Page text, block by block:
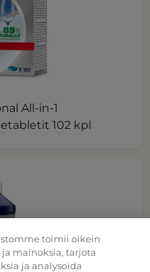
All-in-1
102 kpl
toimii oikein
mainoksia, tarjota
ja analysoida